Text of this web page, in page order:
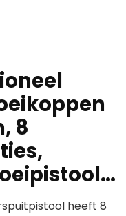
8
heeft 8